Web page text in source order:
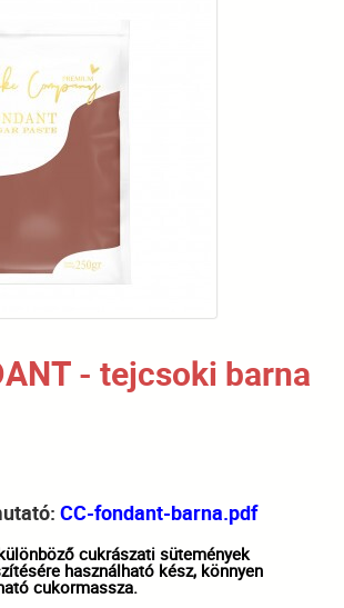
- tejcsoki barna
CC-fondant-barna.pdf
cukrászati sütemények
használható kész, könnyen
cukormassza.